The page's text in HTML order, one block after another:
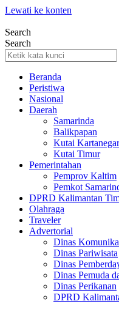
Lewati ke konten
Search
Search
Beranda
Peristiwa
Nasional
Daerah
Samarinda
Balikpapan
Kutai
Kutai Timur
Pemerintahan
Pemprov Kaltim
Pemkot
DPRD Kalimantan
Olahraga
Traveler
Advertorial
Dinas
Dinas Pariwisata
Dinas
Dinas Pemuda
Dinas Perikanan
DPRD